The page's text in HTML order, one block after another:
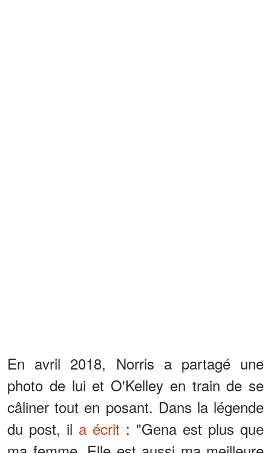
En avril 2018, Norris a partagé une
photo de lui et O'Kelley en train de se
câliner tout en posant. Dans la légende
du post, il a écrit : "Gena est plus que